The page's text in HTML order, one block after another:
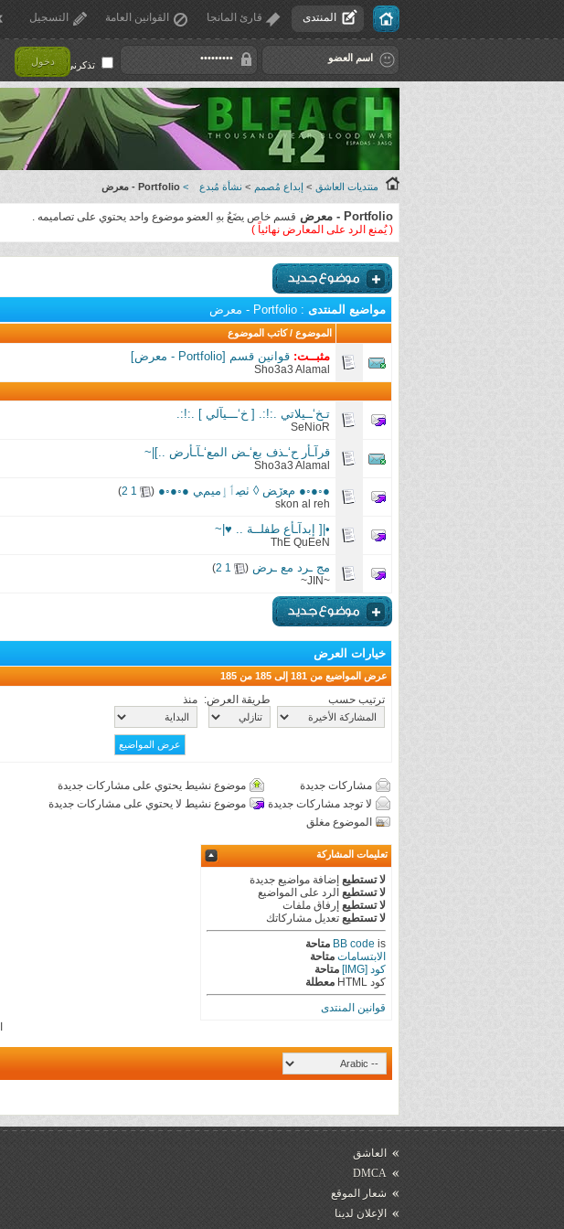
المنتدى قارئ المانجا القوانين العامة التسجيل
تذكرني ! دخول
منتديات العاشق > إبداع مُصمم > نشأة مُبدع > Portfolio - معرض
Portfolio - معرض
قسم خاص يضَعُ بهِ العضو موضوع واحد يحتوي على تصاميمه .
( يُمنع الرد على المعارض نهائياً )
مواضيع المنتدى : Portfolio - معرض
الموضوع /كاتب الموضوع
مثبــت: قوانين قسم [Portfolio - معرض]
Sho3a3 Alamal
تـخ‘ــيلاتي .:!:. [ خ‘ـــيآلي ] .:!:.
SeNioR
قرآـأر ح‘ـذف بع‘ـض المع‘ـآـأرض ..]|~
Sho3a3 Alamal
●◦●◦● مﻌڒﺾ ◊ ٺڝٲٳميمﻲ ●◦●◦● (
1
2
)
skon al reh
•|[ إبدآـأع طفلــة .. ♥|~
ThE QuEeN
مج ـرد مع ـرض (
1
2
)
~JIN~
خيارات العرض
عرض المواضيع من 181 إلى 185 من 185
ترتيب حسب طريقة العرض: منذ
مشاركات جديدة
موضوع نشيط يحتوي على مشاركات جديدة
لا توجد مشاركات جديدة
موضوع نشيط لا يحتوي على مشاركات جديدة
الموضوع مغلق
تعليمات المشاركة
لا تستطيع إضافة مواضيع جديدة
لا تستطيع الرد على المواضيع
لا تستطيع إرفاق ملفات
لا تستطيع تعديل مشاركاتك
BB code is
متاحة
الابتسامات متاحة
كود [IMG]
متاحة
كود HTML
معطلة
قوانين المنتدى
العاشق
DMCA
شعار الموقع
الإعلان لدينا